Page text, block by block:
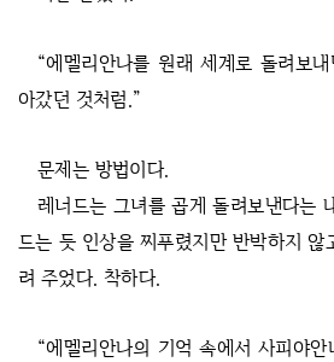
“에멜리안나를 원래 세계로 돌려보
아갔던 것처럼.”
문제는 방법이다.
레너드는 그녀를 곱게 돌려보낸다는
드는 듯 인상을 찌푸렸지만 반박하지
려 주었다. 착하다.
“에멜리안나의 기억 속에서 사피야